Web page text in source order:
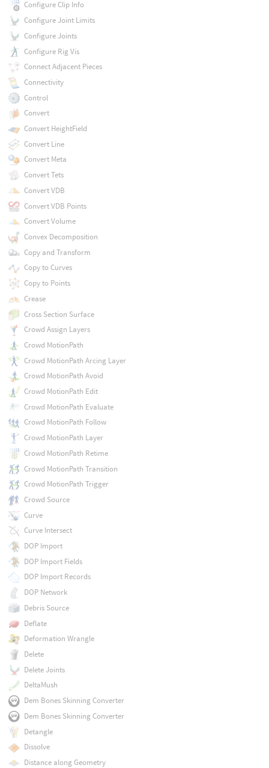
Configure Clip Info
Configure Joint Limits
Configure Joints
Configure Rig Vis
Connect Adjacent Pieces
Connectivity
Control
Convert
Convert HeightField
Convert Line
Convert Meta
Convert Tets
Convert VDB
Convert VDB Points
Convert Volume
Convex Decomposition
Copy and Transform
Copy to Curves
Copy to Points
Crease
Cross Section Surface
Crowd Assign Layers
Crowd MotionPath
Crowd MotionPath Arcing Layer
Crowd MotionPath Avoid
Crowd MotionPath Edit
Crowd MotionPath Evaluate
Crowd MotionPath Follow
Crowd MotionPath Layer
Crowd MotionPath Retime
Crowd MotionPath Transition
Crowd MotionPath Trigger
Crowd Source
Curve
Curve Intersect
DOP Import
DOP Import Fields
DOP Import Records
DOP Network
Debris Source
Deflate
Deformation Wrangle
Delete
Delete Joints
DeltaMush
Dem Bones Skinning Converter
Dem Bones Skinning Converter
Detangle
Dissolve
Distance along Geometry